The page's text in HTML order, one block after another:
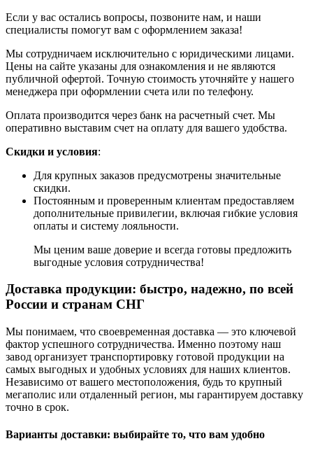
Если у вас остались вопросы, позвоните нам, и наши
специалисты помогут вам с оформлением заказа!
Мы сотрудничаем исключительно с юридическими лицами.
Цены на сайте указаны для ознакомления и не являются
публичной офертой. Точную стоимость уточняйте у нашего
менеджера при оформлении счета или по телефону.
Оплата производится через банк на расчетный счет. Мы
оперативно выставим счет на оплату для вашего удобства.
Скидки и условия:
Для крупных заказов предусмотрены значительные
скидки.
Постоянным и проверенным клиентам предоставляем
дополнительные привилегии, включая гибкие условия
оплаты и систему лояльности.
Мы ценим ваше доверие и всегда готовы предложить
выгодные условия сотрудничества!
Доставка продукции: быстро, надежно, по всей
России и странам СНГ
Мы понимаем, что своевременная доставка — это ключевой
фактор успешного сотрудничества. Именно поэтому наш
завод организует транспортировку готовой продукции на
самых выгодных и удобных условиях для наших клиентов.
Независимо от вашего местоположения, будь то крупный
мегаполис или отдаленный регион, мы гарантируем доставку
точно в срок.
Варианты доставки: выбирайте то, что вам удобно